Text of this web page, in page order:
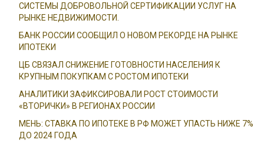
СИСТЕМЫ ДОБРОВОЛЬНОЙ СЕРТИФИКАЦИИ УСЛУГ НА
РЫНКЕ НЕДВИЖИМОСТИ.
БАНК РОССИИ СООБЩИЛ О НОВОМ РЕКОРДЕ НА РЫНКЕ
ИПОТЕКИ
ЦБ СВЯЗАЛ СНИЖЕНИЕ ГОТОВНОСТИ НАСЕЛЕНИЯ К
КРУПНЫМ ПОКУПКАМ С РОСТОМ ИПОТЕКИ
АНАЛИТИКИ ЗАФИКСИРОВАЛИ РОСТ СТОИМОСТИ
«ВТОРИЧКИ» В РЕГИОНАХ РОССИИ
МЕНЬ: СТАВКА ПО ИПОТЕКЕ В РФ МОЖЕТ УПАСТЬ НИЖЕ 7%
ДО 2024 ГОДА